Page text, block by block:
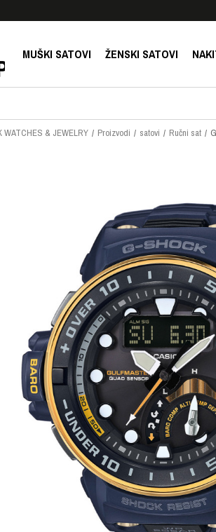
MUŠKI SATOVI ŽENSKI SATOVI
WATCHES & JEWELRY Proizvodi satovi Ručni sat